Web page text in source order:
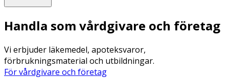
Handla som vårdgivare och företag
Vi erbjuder läkemedel, apoteksvaror,
förbrukningsmaterial och utbildningar.
För vårdgivare och företag